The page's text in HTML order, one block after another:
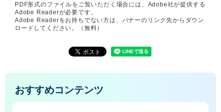
PDF形式のファイルをご覧いただく場合には、Adobe社が提供する
Adobe Readerが必要です。
Adobe Readerをお持ちでない方は、バナーのリンク先からダウン
ロードしてください。（無料）
おすすめコンテンツ